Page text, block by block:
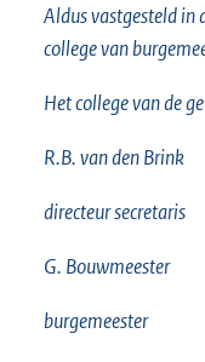
Aldus vastgesteld in
college van
Het college van de
R.B. van den Brink
directeur secretaris
G. Bouwmeester
burgemeester